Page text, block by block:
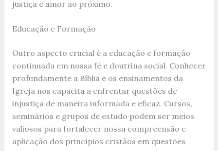
justiça e amor ao próximo.
Educação e Formação
Outro aspecto crucial é a educação e formação
continuada em nossa fé e doutrina social. Conhecer
profundamente a Bíblia e os ensinamentos da
Igreja nos capacita a enfrentar questões de
injustiça de maneira informada e eficaz. Cursos,
seminários e grupos de estudo podem ser meios
valiosos para fortalecer nossa compreensão e
aplicação dos princípios cristãos em questões